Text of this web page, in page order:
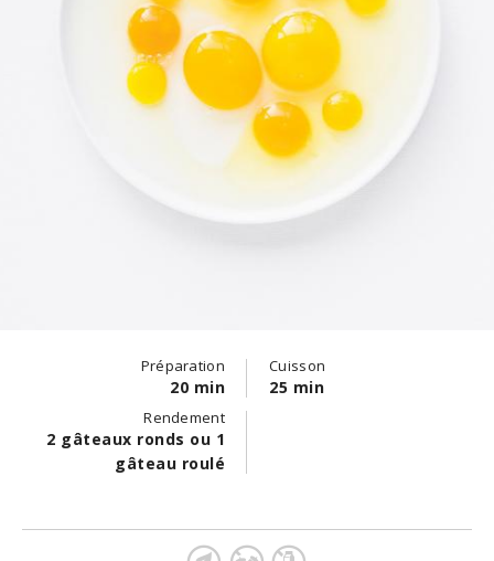
Préparation
20 min
Cuisson
25 min
Rendement
2 gâteaux ronds ou 1
gâteau roulé